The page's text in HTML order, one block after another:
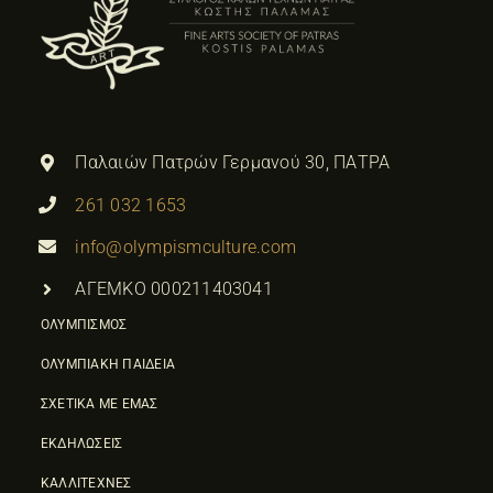
Παλαιών Πατρών Γερμανού 30, ΠΑΤΡΑ
261 032 1653
info@olympismculture.com
ΑΓΕΜΚΟ 000211403041
ΟΛΥΜΠΙΣΜΟΣ
ΟΛΥΜΠΙΑΚΗ ΠΑΙΔΕΙΑ
ΣΧΕΤΙΚΑ ΜΕ ΕΜΑΣ
ΕΚΔΗΛΩΣΕΙΣ
ΚΑΛΛΙΤΕΧΝΕΣ